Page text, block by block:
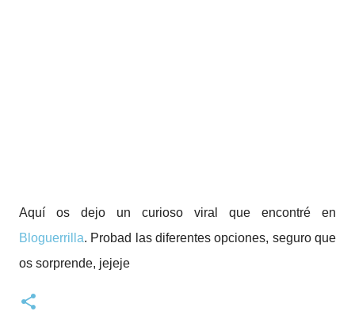
Aquí os dejo un curioso viral que encontré en
Bloguerrilla. Probad las diferentes opciones, seguro que
os sorprende, jejeje